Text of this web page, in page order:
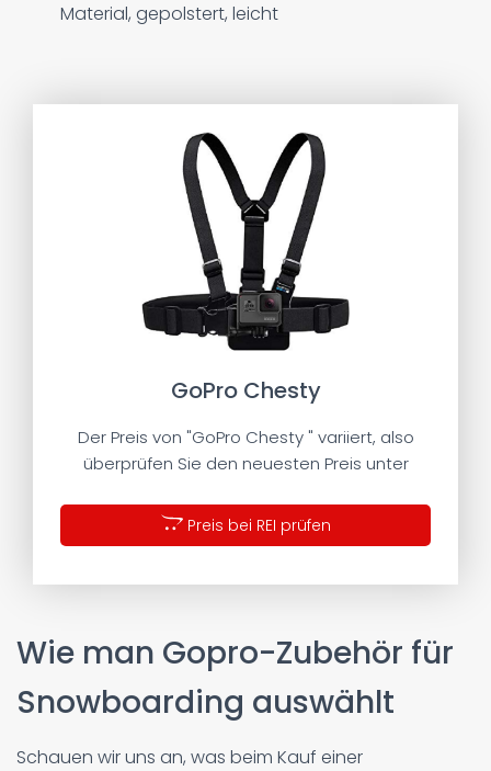
Material, gepolstert, leicht
GoPro Chesty
Der Preis von "GoPro Chesty " variiert, also
überprüfen Sie den neuesten Preis unter
Preis bei REI prüfen
Wie man Gopro-Zubehör für
Snowboarding auswählt
Schauen wir uns an, was beim Kauf einer